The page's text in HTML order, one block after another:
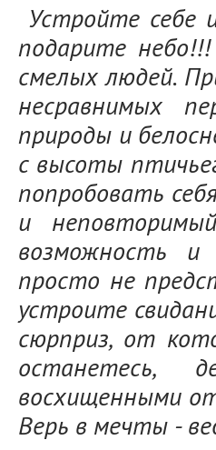
Устройте себе
подарите
смелых людей.
несравнимых
природы и
с высоты
попробовать
и
возможность
просто не
устроите
сюрприз, от
останетесь,
восхищенными
Верь в мечты -